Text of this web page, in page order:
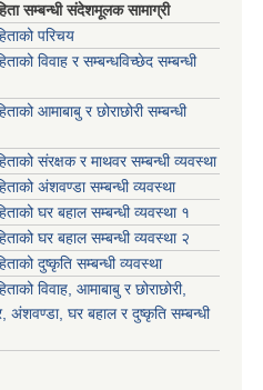
सम्बन्धी संदेशमूलक सामाग्री
परिचय
विवाह र सम्बन्धविच्छेद सम्बन्धी
आमाबाबु र छोराछोरी सम्बन्धी
संरक्षक र माथवर सम्बन्धी व्यवस्था
अंशवण्डा सम्बन्धी व्यवस्था
घर बहाल सम्बन्धी व्यवस्था १
घर बहाल सम्बन्धी व्यवस्था २
दुष्कृति सम्बन्धी व्यवस्था
विवाह, आमाबाबु र छोराछोरी,
अंशवण्डा, घर बहाल र दुष्कृति सम्बन्धी